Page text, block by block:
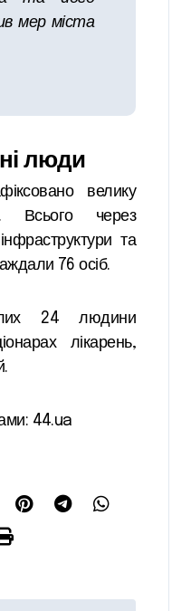
мер міста
люди
велику
Всього через
та
76 осіб.
24 людини
лікарень,
44.ua